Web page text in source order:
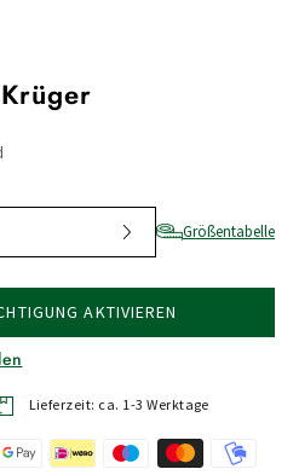
Größentabelle
AKTIVIEREN
Lieferzeit: ca. 1-3 Werktage